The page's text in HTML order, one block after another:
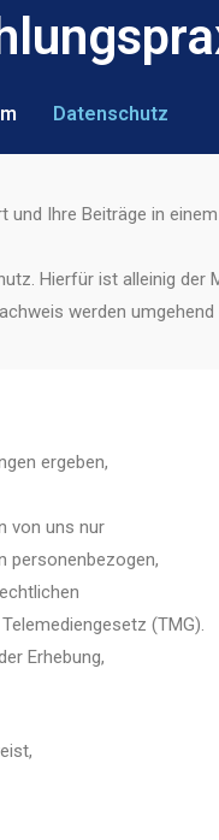
Datenschutz
Ihre Beiträge in
Hierfür ist alleinig der
werden umgehend
ergeben,
von uns nur
personenbezogen,
(TMG).
Erhebung,